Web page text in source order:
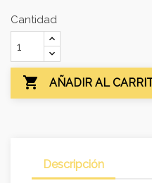
Cantidad
 AÑADIR AL
Descripción